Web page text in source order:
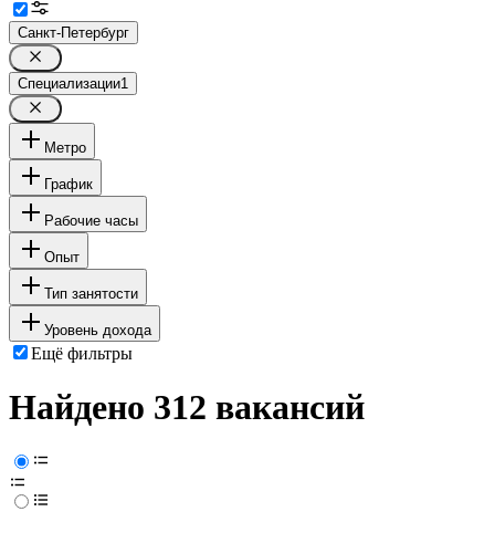
Санкт-Петербург
Специализации1
Метро
График
Рабочие часы
Опыт
Тип занятости
Уровень дохода
Ещё фильтры
Найдено 312 вакансий